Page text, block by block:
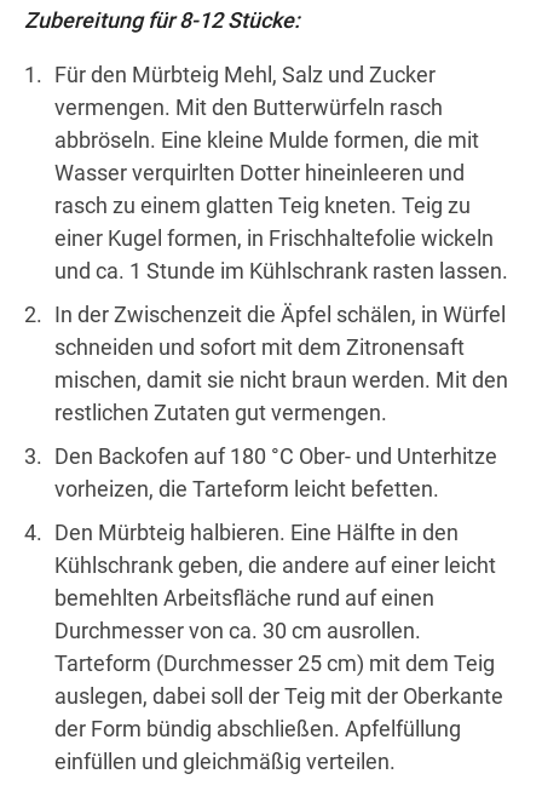
Zubereitung für 8-12 Stücke:
Für den Mürbteig Mehl, Salz und Zucker
vermengen. Mit den Butterwürfeln rasch
abbröseln. Eine kleine Mulde formen, die mit
Wasser verquirlten Dotter hineinleeren und
rasch zu einem glatten Teig kneten. Teig zu
einer Kugel formen, in Frischhaltefolie wickeln
und ca. 1 Stunde im Kühlschrank rasten lassen.
In der Zwischenzeit die Äpfel schälen, in Würfel
schneiden und sofort mit dem Zitronensaft
mischen, damit sie nicht braun werden. Mit den
restlichen Zutaten gut vermengen.
Den Backofen auf 180 °C Ober- und Unterhitze
vorheizen, die Tarteform leicht befetten.
Den Mürbteig halbieren. Eine Hälfte in den
Kühlschrank geben, die andere auf einer leicht
bemehlten Arbeitsfläche rund auf einen
Durchmesser von ca. 30 cm ausrollen.
Tarteform (Durchmesser 25 cm) mit dem Teig
auslegen, dabei soll der Teig mit der Oberkante
der Form bündig abschließen. Apfelfüllung
einfüllen und gleichmäßig verteilen.